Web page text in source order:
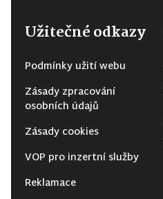
Užitečné odkazy
Podmínky užití webu
Zásady zpracování
osobních údajů
Zásady cookies
VOP pro inzertní služby
Reklamace